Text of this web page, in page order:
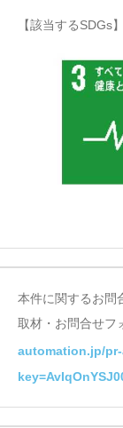
【該当するSDGs】
本件に関するお問
取材・お問合せフ
automation.jp/